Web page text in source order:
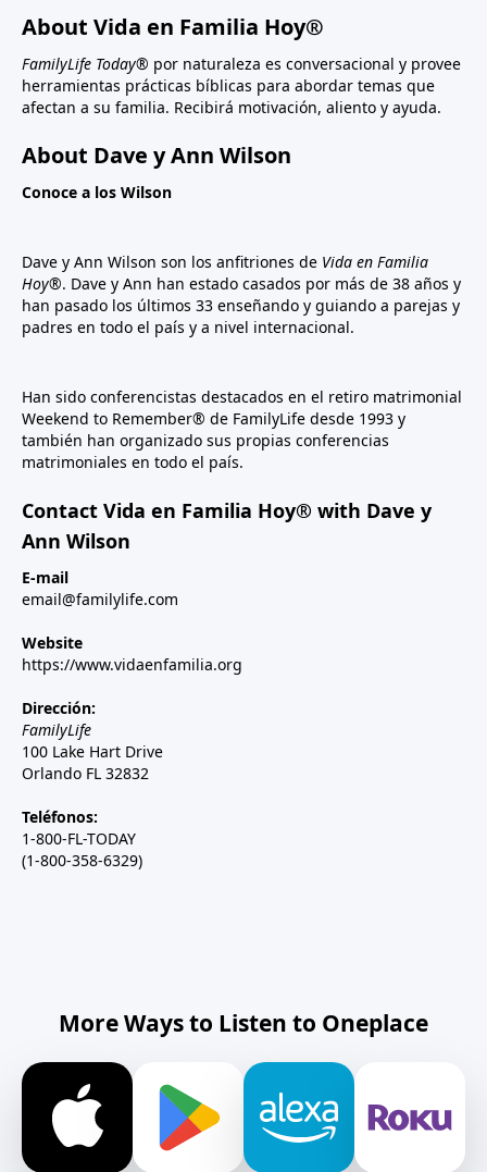
About Vida en Familia Hoy®
FamilyLife Today® por naturaleza es conversacional y provee
herramientas prácticas bíblicas para abordar temas que
afectan a su familia. Recibirá motivación, aliento y ayuda.
About Dave y Ann Wilson
Conoce a los Wilson
Dave y Ann Wilson son los anfitriones de Vida en Familia
Hoy®. Dave y Ann han estado casados por más de 38 años y
han pasado los últimos 33 enseñando y guiando a parejas y
padres en todo el país y a nivel internacional.
Han sido conferencistas destacados en el retiro matrimonial
Weekend to Remember® de FamilyLife desde 1993 y
también han organizado sus propias conferencias
matrimoniales en todo el país.
Contact Vida en Familia Hoy® with Dave y
Ann Wilson
E-mail
email@familylife.com
Website
https://www.vidaenfamilia.org
Dirección:
FamilyLife
100 Lake Hart Drive
Orlando FL 32832
Teléfonos:
1-800-FL-TODAY
(1-800-358-6329)
More Ways to Listen to Oneplace